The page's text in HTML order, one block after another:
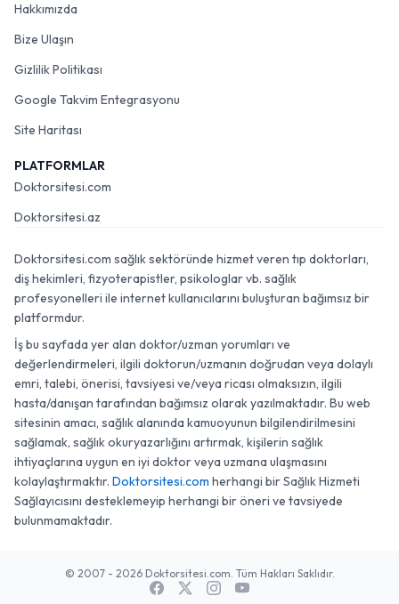
Hakkımızda
Bize Ulaşın
Gizlilik Politikası
Google Takvim Entegrasyonu
Site Haritası
PLATFORMLAR
Doktorsitesi.com
Doktorsitesi.az
Doktorsitesi.com sağlık sektöründe hizmet veren tıp doktorları,
diş hekimleri, fizyoterapistler, psikologlar vb. sağlık
profesyonelleri ile internet kullanıcılarını buluşturan bağımsız bir
platformdur.
İş bu sayfada yer alan doktor/uzman yorumları ve
değerlendirmeleri, ilgili doktorun/uzmanın doğrudan veya dolaylı
emri, talebi, önerisi, tavsiyesi ve/veya ricası olmaksızın, ilgili
hasta/danışan tarafından bağımsız olarak yazılmaktadır. Bu web
sitesinin amacı, sağlık alanında kamuoyunun bilgilendirilmesini
sağlamak, sağlık okuryazarlığını artırmak, kişilerin sağlık
ihtiyaçlarına uygun en iyi doktor veya uzmana ulaşmasını
kolaylaştırmaktır. Doktorsitesi.com herhangi bir Sağlık Hizmeti
Sağlayıcısını desteklemeyip herhangi bir öneri ve tavsiyede
bulunmamaktadır.
© 2007 - 2026 Doktorsitesi.com. Tüm Hakları Saklıdır.